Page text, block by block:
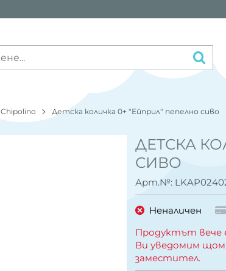
Chipolino Детска количка 0+ "Ейприл" пепелно сиво
ДЕТСКА
СИВО
Арт.№:
Неналичен
Продуктът вече
Ви уведомим щом
заместител.